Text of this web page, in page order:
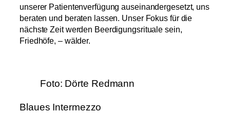
unserer Patientenverfügung auseinandergesetzt, uns
beraten und beraten lassen. Unser Fokus für die
nächste Zeit werden Beerdigungsrituale sein,
Friedhöfe, – wälder.
Foto: Dörte Redmann
Blaues Intermezzo